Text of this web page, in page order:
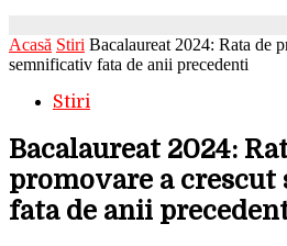
Acasă Stiri Bacalaureat 2024: Rata de
semnificativ fata de anii precedenti
Stiri
Bacalaureat 2024:
promovare a
fata de anii